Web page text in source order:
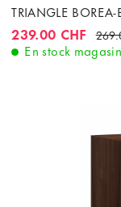
TRIANGLE
239.00 CHF
En stock magasin